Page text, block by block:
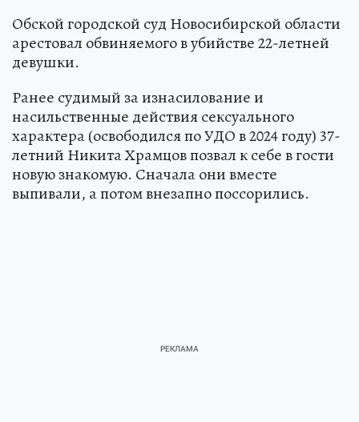
Обской городской суд Новосибирской области
арестовал обвиняемого в убийстве 22-летней
девушки.
Ранее судимый за изнасилование и
насильственные действия сексуального
характера (освободился по УДО в 2024 году) 37-
летний Никита Храмцов позвал к себе в гости
новую знакомую. Сначала они вместе
выпивали, а потом внезапно поссорились.